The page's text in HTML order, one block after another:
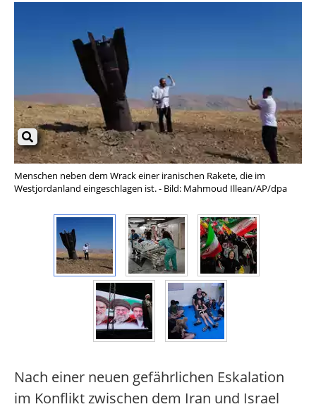
Menschen neben dem Wrack einer iranischen Rakete, die im
Westjordanland eingeschlagen ist. - Bild: Mahmoud Illean/AP/dpa
Nach einer neuen gefährlichen Eskalation
im Konflikt zwischen dem Iran und Israel